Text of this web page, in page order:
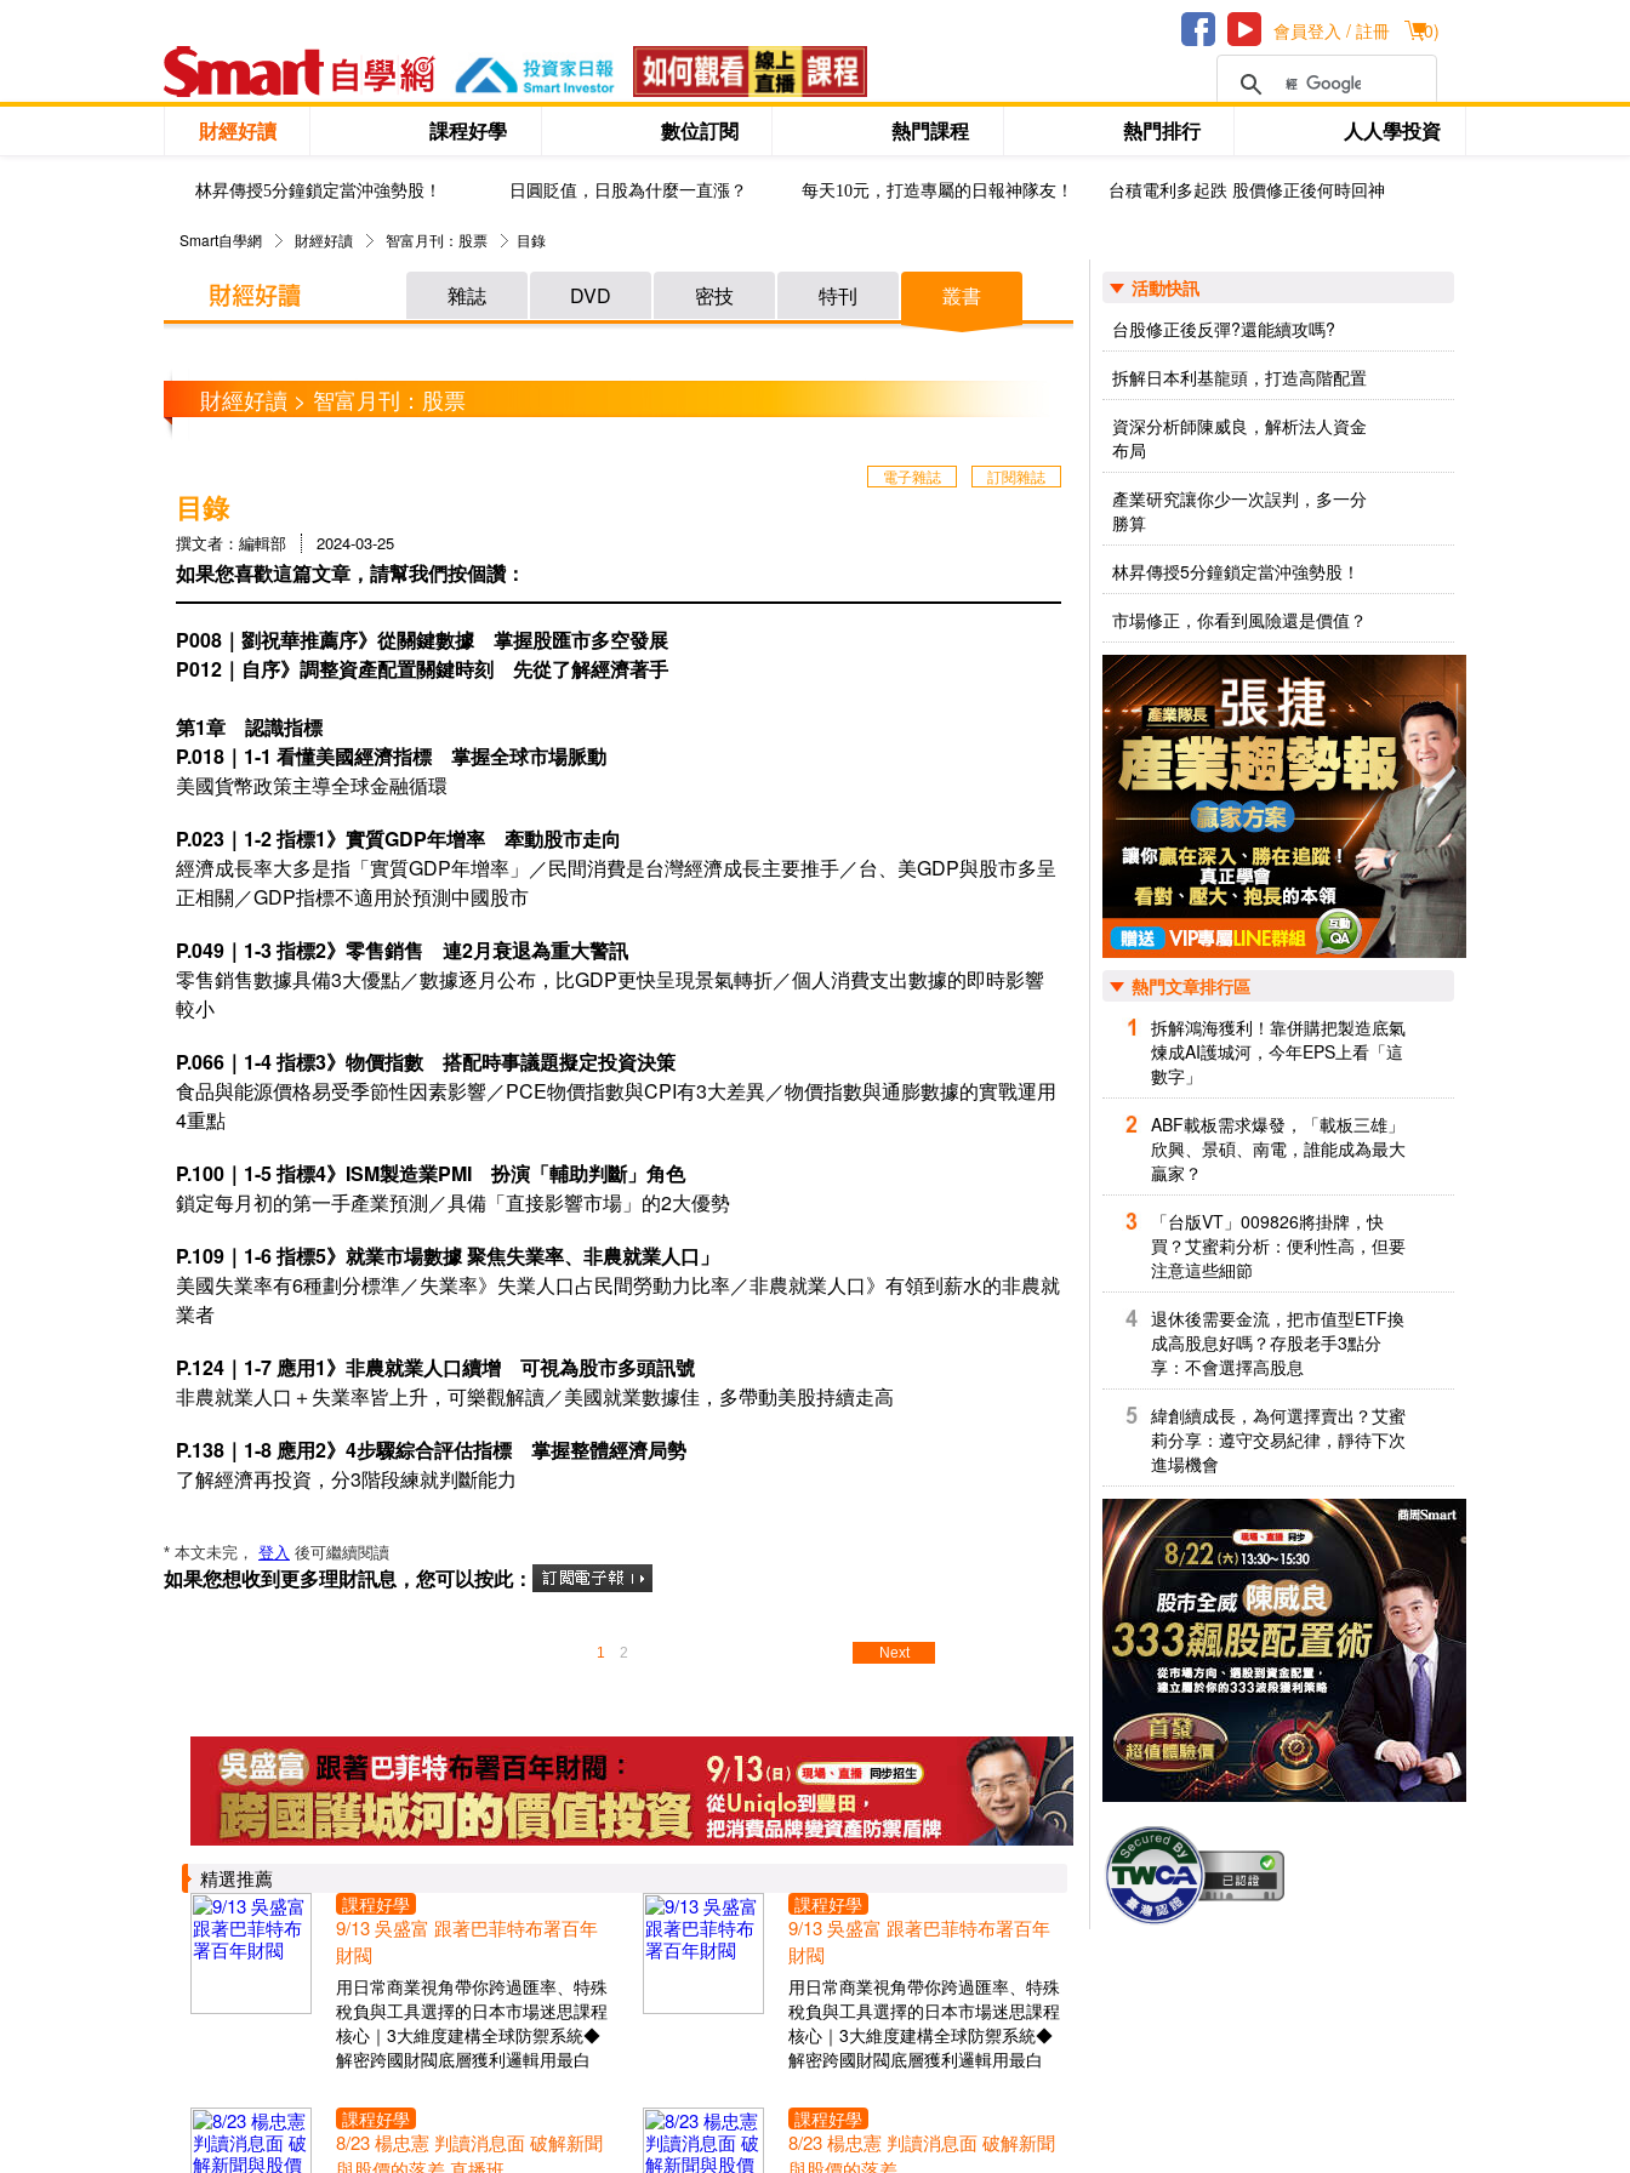
(0)
會員登入 / 註冊
財經好讀 課程好學 數位訂閱 熱門課程 熱門排行 人人學投資
林昇傳授5分鐘鎖定當沖強勢股！ 日圓貶值，日股為什麼一直漲？ 每天10元，打造專屬的日報神隊友！ 台積電利多起跌 股價修正後何時回神
Smart自學網 財經好讀 智富月刊：股票 目錄
雜誌 DVD 密技 特刊 叢書
財經好讀 > 智富月刊：股票
訂閱雜誌
電子雜誌
目錄
撰文者：編輯部 2024-03-25
如果您喜歡這篇文章，請幫我們按個讚：
P008｜劉祝華推薦序》從關鍵數據 掌握股匯市多空發展
P012｜自序》調整資產配置關鍵時刻 先從了解經濟著手
第1章 認識指標
P.018｜1-1 看懂美國經濟指標 掌握全球市場脈動
美國貨幣政策主導全球金融循環
P.023｜1-2 指標1》實質GDP年增率 牽動股市走向
經濟成長率大多是指「實質GDP年增率」／民間消費是台灣經濟成長主要推手／台、美GDP與股市多呈
正相關／GDP指標不適用於預測中國股市
P.049｜1-3 指標2》零售銷售 連2月衰退為重大警訊
零售銷售數據具備3大優點／數據逐月公布，比GDP更快呈現景氣轉折／個人消費支出數據的即時影響
較小
P.066｜1-4 指標3》物價指數 搭配時事議題擬定投資決策
食品與能源價格易受季節性因素影響／PCE物價指數與CPI有3大差異／物價指數與通膨數據的實戰運用
4重點
P.100｜1-5 指標4》ISM製造業PMI 扮演「輔助判斷」角色
鎖定每月初的第一手產業預測／具備「直接影響市場」的2大優勢
P.109｜1-6 指標5》就業市場數據 聚焦失業率、非農就業人口」
美國失業率有6種劃分標準／失業率》失業人口占民間勞動力比率／非農就業人口》有領到薪水的非農就
業者
P.124｜1-7 應用1》非農就業人口續增 可視為股市多頭訊號
非農就業人口＋失業率皆上升，可樂觀解讀／美國就業數據佳，多帶動美股持續走高
P.138｜1-8 應用2》4步驟綜合評估指標 掌握整體經濟局勢
了解經濟再投資，分3階段練就判斷能力
* 本文未完， 登入 後可繼續閱讀
如果您想收到更多理財訊息，您可以按此：
1 2 Next
精選推薦
課程好學
9/13 吳盛富 跟著巴菲特布署百年
財閥
用日常商業視角帶你跨過匯率、特殊
稅負與工具選擇的日本市場迷思課程
核心｜3大維度建構全球防禦系統◆
解密跨國財閥底層獲利邏輯用最白
課程好學
9/13 吳盛富 跟著巴菲特布署百年
財閥
用日常商業視角帶你跨過匯率、特殊
稅負與工具選擇的日本市場迷思課程
核心｜3大維度建構全球防禦系統◆
解密跨國財閥底層獲利邏輯用最白
課程好學
8/23 楊忠憲 判讀消息面 破解新聞
課程好學
8/23 楊忠憲 判讀消息面 破解新聞
活動快訊
台股修正後反彈?還能續攻嗎?
拆解日本利基龍頭，打造高階配置
資深分析師陳威良，解析法人資金
布局
產業研究讓你少一次誤判，多一分
勝算
林昇傳授5分鐘鎖定當沖強勢股！
市場修正，你看到風險還是價值？
熱門文章排行區
拆解鴻海獲利！靠併購把製造底氣
煉成AI護城河，今年EPS上看「這
數字」
ABF載板需求爆發，「載板三雄」
欣興、景碩、南電，誰能成為最大
贏家？
「台版VT」009826將掛牌，快
買？艾蜜莉分析：便利性高，但要
注意這些細節
退休後需要金流，把市值型ETF換
成高股息好嗎？存股老手3點分
享：不會選擇高股息
緯創續成長，為何選擇賣出？艾蜜
莉分享：遵守交易紀律，靜待下次
進場機會